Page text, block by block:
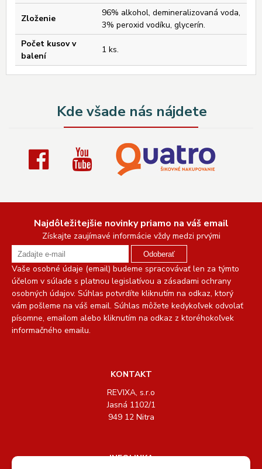
Zloženie
96% alkohol, demineralizovaná voda,
3% peroxid vodíku, glycerín.
Počet kusov v
balení
1 ks.
Kde všade nás nájdete
Najdôležitejšie novinky priamo na váš email
Získajte zaujímavé informácie vždy medzi prvými
Odoberať
Vaše osobné údaje (email) budeme spracovávať len za týmto
účelom v súlade s platnou legislatívou a zásadami ochrany
osobných údajov. Súhlas potvrdíte kliknutím na odkaz, ktorý
vám pošleme na váš email. Súhlas môžete kedykoľvek odvolať
písomne, emailom alebo kliknutím na odkaz z ktoréhokoľvek
informačného emailu.
KONTAKT
REVIXA, s.r.o
Jasná 1102/1
949 12 Nitra
INFOLINKA